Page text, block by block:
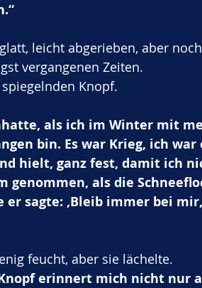
leicht abgerieben, aber
vergangenen Zeiten.
Knopf.
als ich im Winter mit
bin. Es war Krieg, ich war
hielt, ganz fest, damit ich
genommen, als die
sagte: ‚Bleib immer bei
feucht, aber sie lächelte.
erinnert mich nicht nur